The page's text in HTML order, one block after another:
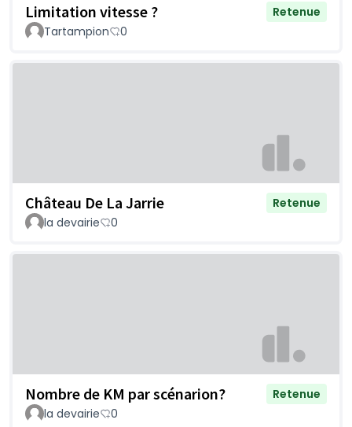
Limitation vitesse ?
Retenue
Tartampion
0
Château De La Jarrie
Retenue
la devairie
0
Nombre de KM par scénarion?
Retenue
la devairie
0